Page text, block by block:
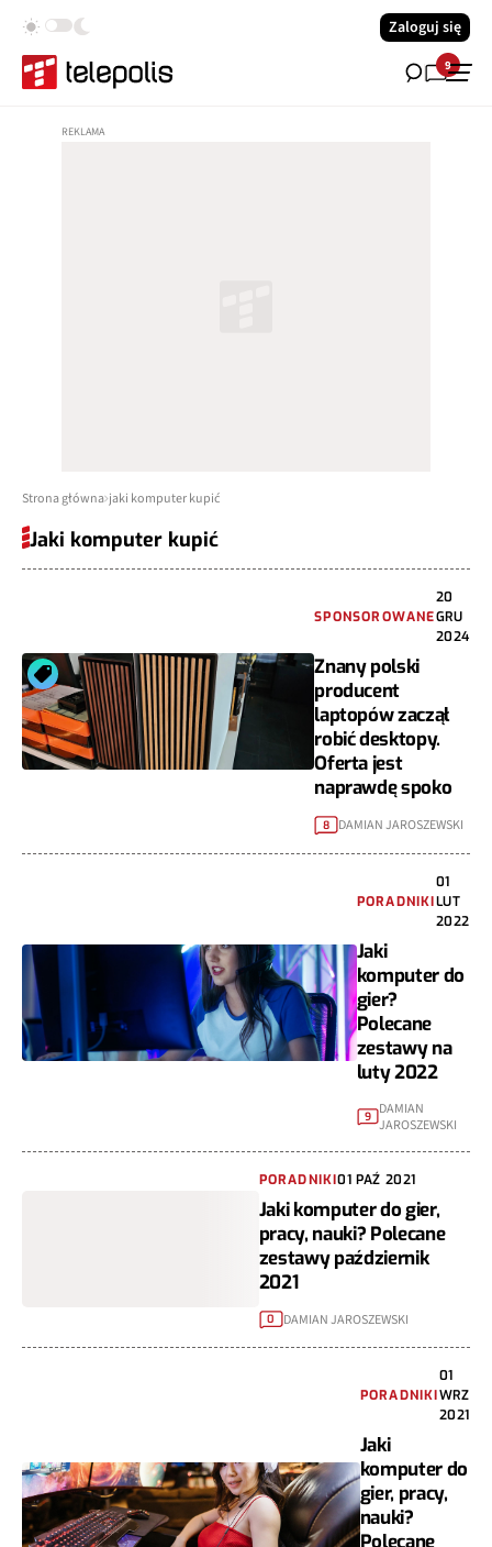
Zaloguj się
9
Strona główna jaki komputer kupić
Jaki komputer kupić
SPONSOROWANE
20
GRU
2024
Znany polski
producent
laptopów zaczął
robić desktopy.
Oferta jest
naprawdę spoko
8 DAMIAN JAROSZEWSKI
PORADNIKI
01
LUT
2022
Jaki
komputer do
gier?
Polecane
zestawy na
luty 2022
9 DAMIAN
JAROSZEWSKI
PORADNIKI01 PAŹ 2021
Jaki komputer do gier,
pracy, nauki? Polecane
zestawy październik
2021
0 DAMIAN JAROSZEWSKI
PORADNIKI
01
WRZ
2021
Jaki
komputer do
gier, pracy,
nauki?